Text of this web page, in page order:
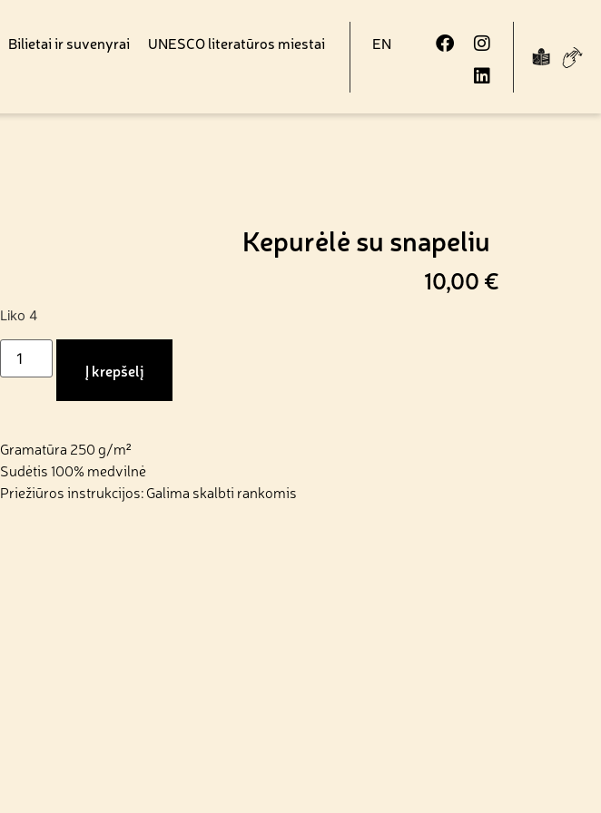
Bilietai ir suvenyrai UNESCO literatūros miestai EN
Kepurėlė su snapeliu
10,00 €
Liko 4
Į krepšelį
Gramatūra 250 g/m²
Sudėtis 100% medvilnė
Priežiūros instrukcijos: Galima skalbti rankomis